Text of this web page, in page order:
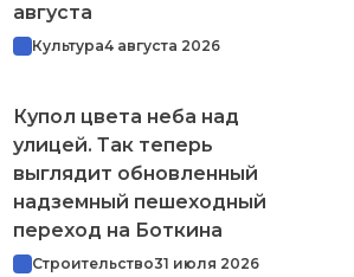
августа
Культура4 августа 2026
Купол цвета неба над
улицей. Так теперь
выглядит обновленный
надземный пешеходный
переход на Боткина
Строительство31 июля 2026